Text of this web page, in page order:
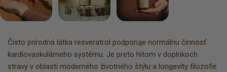
Čisto prírodná látka resveratrol podporuje normálnu činnosť
kardiovaskulárneho systému. Je preto hitom v doplnkoch
stravy v oblasti moderného životného štýlu a longevity filozofie